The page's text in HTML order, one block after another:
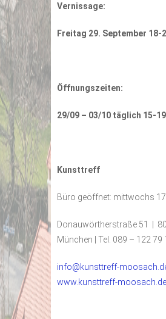
Vernissage:
Freitag 29. September 18-
Öffnungszeiten:
29/09 – 03/10 täglich 15-
Kunsttreff
Büro geöffnet: mittwochs
Donauwörtherstraße 51 |
München | Tel. 089 – 122 79
info@kunsttreff-
www.kunsttreff-moosach.de